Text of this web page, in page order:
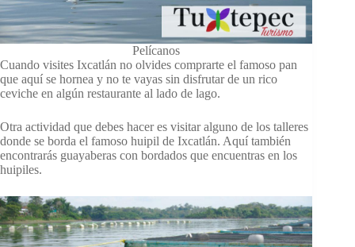
Pelícanos
Cuando visites Ixcatlán no olvides comprarte el famoso pan
que aquí se hornea y no te vayas sin disfrutar de un rico
ceviche en algún restaurante al lado de lago.
Otra actividad que debes hacer es visitar alguno de los talleres
donde se borda el famoso huipil de Ixcatlán. Aquí también
encontrarás guayaberas con bordados que encuentras en los
huipiles.